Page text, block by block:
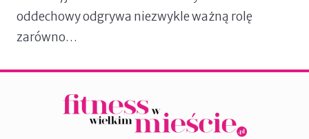
oddechowy odgrywa niezwykle ważną rolę
zarówno…